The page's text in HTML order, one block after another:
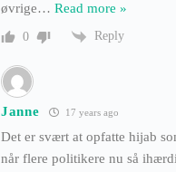
øvrige… Read more »
0 Reply
Janne 17 years ago
Det er svært at opfatte hijab
når flere politikere nu så